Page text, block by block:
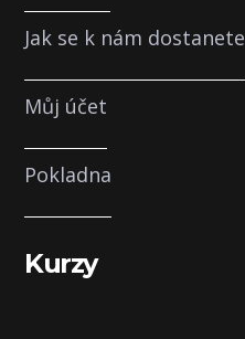
Jak se k nám dostanete
Můj účet
Pokladna
Kurzy